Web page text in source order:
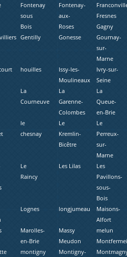
Fontenay
sous
Bois
Fontenay-
aux-
Roses
Fresnes
Gagny
Gentilly Gonesse
Gournay-
sur-
Marne
houilles
Issy-les-
Moulineaux
Ivry-sur-
Seine
La
Courneuve
La
Garenne-
Colombes
La
Queue-
en-Brie
le
chesnay
Le
Kremlin-
Bicêtre
Le
Perreux-
sur-
Marne
Le
Raincy
Les Lilas
Les
Pavillons-
sous-
Bois
Lognes longjumeau
Maisons-
Alfort
Marolles-
en-Brie
Massy
melun
Meudon
montigny
Montigny-